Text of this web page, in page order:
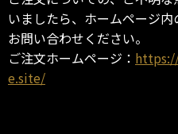
いましたら、ホームページ
お問い合わせください。
ご注文ホームページ：
e.site/